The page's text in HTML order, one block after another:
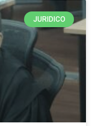
JURIDICO